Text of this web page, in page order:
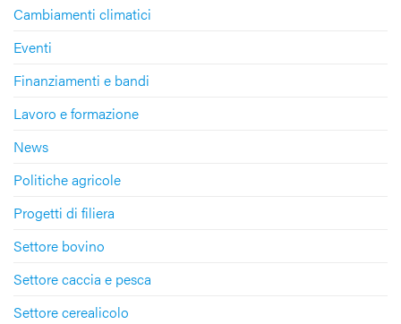
Cambiamenti climatici
Eventi
Finanziamenti e bandi
Lavoro e formazione
News
Politiche agricole
Progetti di filiera
Settore bovino
Settore caccia e pesca
Settore cerealicolo